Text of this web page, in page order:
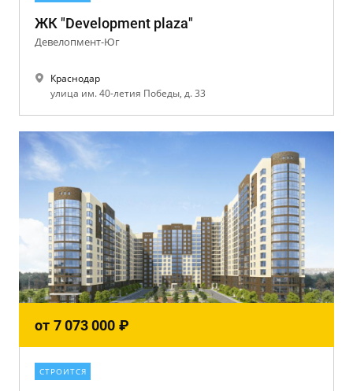
ЖК "Development plaza"
Девелопмент-Юг
Краснодар
улица им. 40-летия Победы, д. 33
от 7 073 000 ₽
СТРОИТСЯ